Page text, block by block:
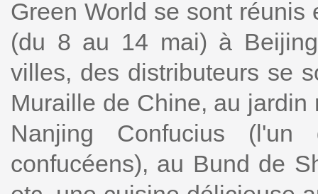
Green World se sont
(du 8 au 14 mai) à
villes, des distributeurs se
Muraille de Chine, au
Nanjing Confucius (l'un
confucéens), au Bund de